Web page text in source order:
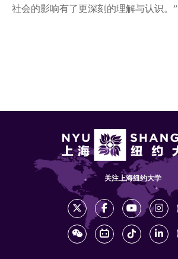
社会的影响有了更深刻的理解与认识。”
关注上海纽约大学